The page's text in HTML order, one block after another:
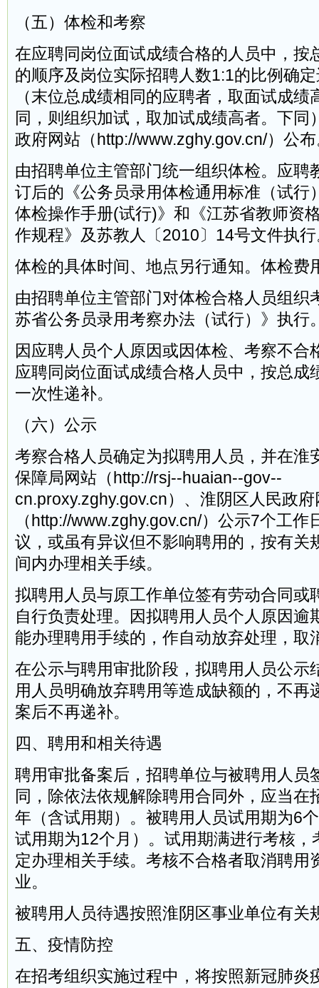
（五）体检和考察
在应聘同岗位面试成绩合格的人员中，按
的顺序及岗位实际招聘人数1:1的比例确
（末位总成绩相同的应聘者，取面试成
同，则组织加试，取加试成绩高者。下同
政府网站（http://www.zghy.gov.cn/）公
由招聘单位主管部门统一组织体检。应聘
订后的《公务员录用体检通用标准（试行
体检操作手册(试行)》和《江苏省教师资
作规程》及苏教人〔2010〕14号文件执
体检的具体时间、地点另行通知。体检费
由招聘单位主管部门对体检合格人员组织
苏省公务员录用考察办法（试行）》执行
因应聘人员个人原因或因体检、考察不合
应聘同岗位面试成绩合格人员中，按总成
一次性递补。
（六）公示
考察合格人员确定为拟聘用人员，并在淮
保障局网站（http://rsj--huaian--gov--
cn.proxy.zghy.gov.cn）、淮阴区人民政府
（http://www.zghy.gov.cn/）公示7个工作
议，或虽有异议但不影响聘用的，按有关
间内办理相关手续。
拟聘用人员与原工作单位签有劳动合同或
自行负责处理。因拟聘用人员个人原因逾
能办理聘用手续的，作自动放弃处理，取
在公示与聘用审批阶段，拟聘用人员公示
用人员明确放弃聘用等造成缺额的，不再
案后不再递补。
四、聘用和相关待遇
聘用审批备案后，招聘单位与被聘用人员
同，除依法依规解除聘用合同外，应当在
年（含试用期）。被聘用人员试用期为6
试用期为12个月）。试用期满进行考核，
定办理相关手续。考核不合格者取消聘用
业。
被聘用人员待遇按照淮阴区事业单位有关
五、疫情防控
在招考组织实施过程中，将按照新冠肺炎